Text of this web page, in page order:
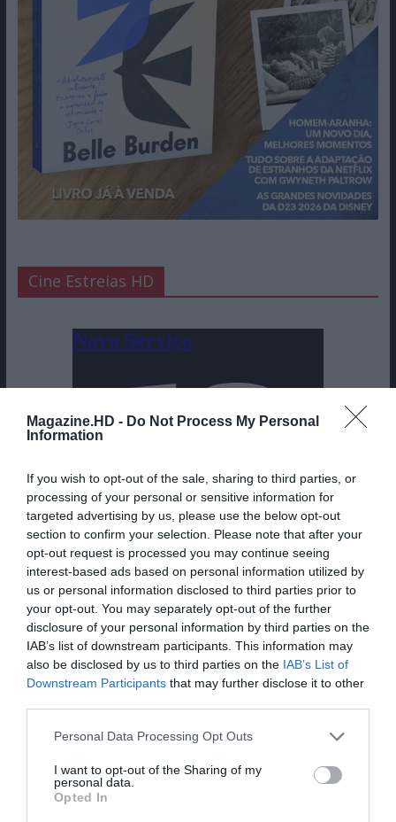
Magazine.HD - Do Not Process My Personal
Information
If you wish to opt-out of the sale, sharing to third parties, or
processing of your personal or sensitive information for
targeted advertising by us, please use the below opt-out
section to confirm your selection. Please note that after your
opt-out request is processed you may continue seeing
interest-based ads based on personal information utilized by
us or personal information disclosed to third parties prior to
your opt-out. You may separately opt-out of the further
disclosure of your personal information by third parties on the
IAB’s list of downstream participants. This information may
also be disclosed by us to third parties on the IAB’s List of
Downstream Participants that may further disclose it to other
Personal Data Processing Opt Outs
I want to opt-out of the Sharing of my
personal data.
Opted In
Cine Estreias HD
Pub